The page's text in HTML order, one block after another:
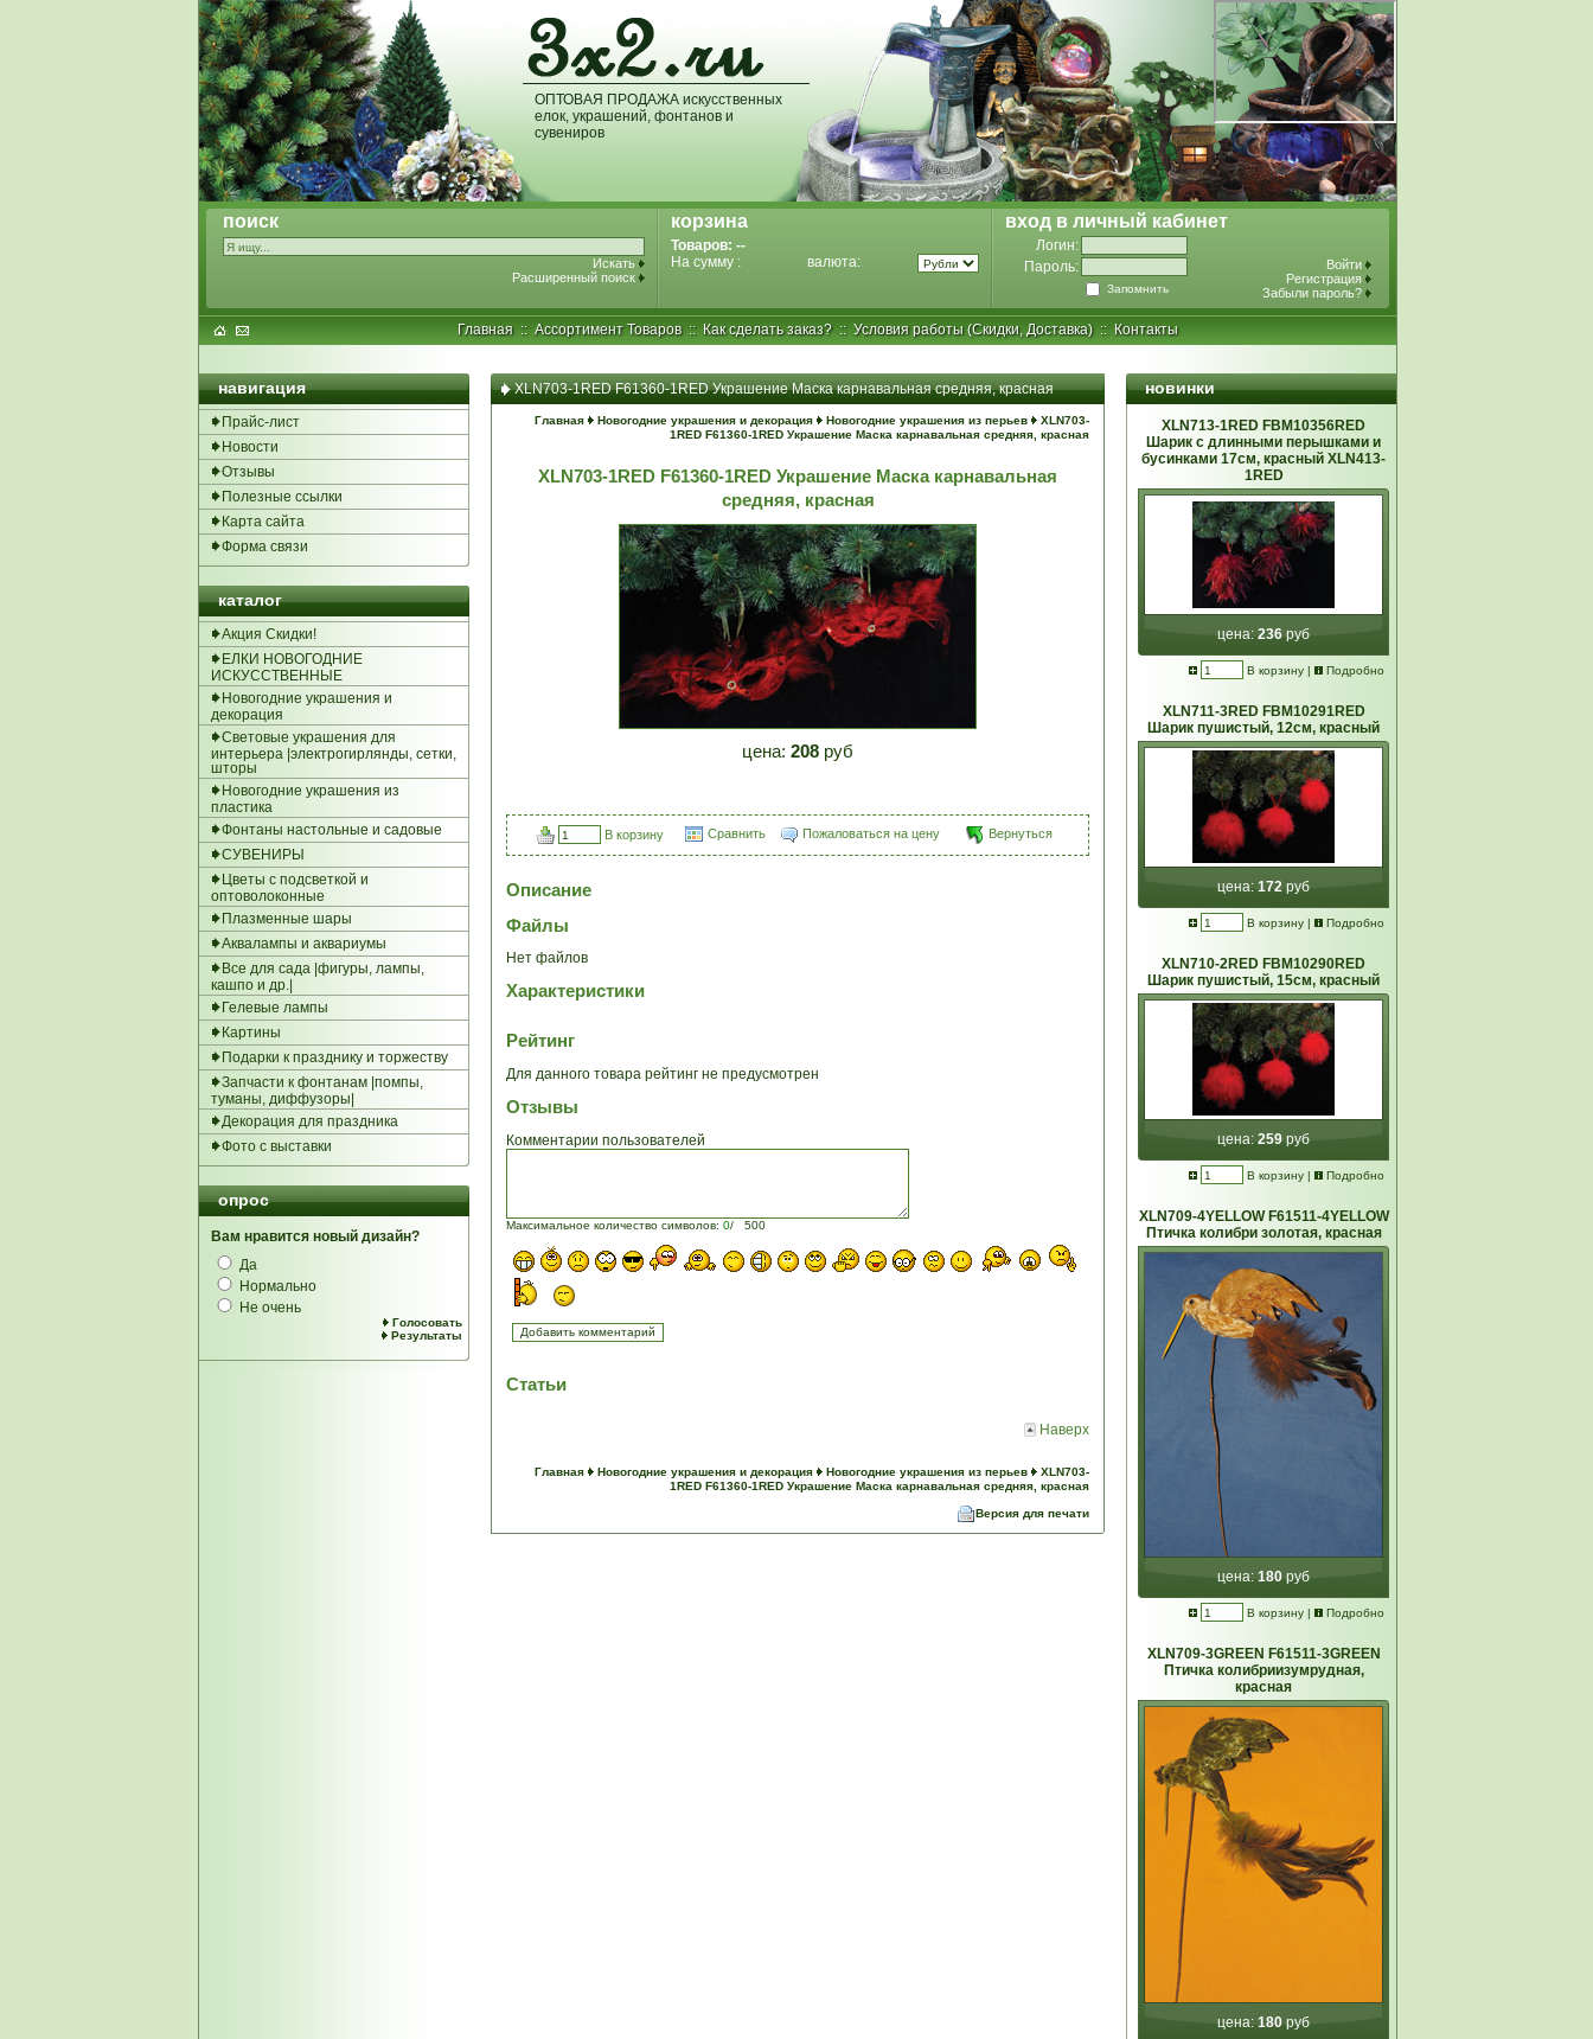
ОПТОВАЯ ПРОДАЖА искусственных
елок, украшений, фонтанов и
сувениров
поиск
Искать
Расширенный поиск
вход в личный кабинет
Войти
Регистрация
Забыли пароль?
Логин:
Пароль:
Запомнить
корзина
Товаров: --
На сумму :
валюта:
Главная :: Ассортимент Товаров:: Как сделать заказ?:: Условия работы (Скидки, Доставка):: Контакты
навигация
Прайс-лист
Новости
Отзывы
Полезные ссылки
Карта сайта
Форма связи
каталог
Акция Скидки!
ЕЛКИ НОВОГОДНИЕ
ИСКУССТВЕННЫЕ
Новогодние украшения и
декорация
Световые украшения для
интерьера |электрогирлянды, сетки,
шторы
Новогодние украшения из
пластика
Фонтаны настольные и садовые
СУВЕНИРЫ
Цветы с подсветкой и
оптоволоконные
Плазменные шары
Аквалампы и аквариумы
Все для сада |фигуры, лампы,
кашпо и др.|
Гелевые лампы
Картины
Подарки к празднику и торжеству
Запчасти к фонтанам |помпы,
туманы, диффузоры|
Декорация для праздника
Фото с выставки
опрос
Вам нравится новый дизайн?
Да
Нормально
Не очень
Голосовать
Результаты
новинки
XLN713-1RED FBM10356RED
Шарик с длинными перышками и
бусинками 17см, красный XLN413-
1RED
цена: 236 руб
В корзину | Подробно
XLN711-3RED FBM10291RED
Шарик пушистый, 12см, красный
цена: 172 руб
В корзину | Подробно
XLN710-2RED FBM10290RED
Шарик пушистый, 15см, красный
цена: 259 руб
В корзину | Подробно
XLN709-4YELLOW F61511-4YELLOW
Птичка колибри золотая, красная
цена: 180 руб
В корзину | Подробно
XLN709-3GREEN F61511-3GREEN
Птичка колибриизумрудная,
красная
цена: 180 руб
XLN703-1RED F61360-1RED Украшение Маска карнавальная средняя, красная
Главная Новогодние украшения и декорация Новогодние украшения из перьев
XLN703-
1RED F61360-1RED Украшение Маска карнавальная средняя, красная
XLN703-1RED F61360-1RED Украшение Маска карнавальная
средняя, красная
цена: 208 руб
В корзину Сравнить Пожаловаться на цену Вернуться
Описание
Файлы
Нет файлов
Характеристики
Рейтинг
Для данного товара рейтинг не предусмотрен
Отзывы
Комментарии пользователей
Максимальное количество символов: 0/ 500
Статьи
Наверх
Главная Новогодние украшения и декорация Новогодние украшения из перьев
XLN703-
1RED F61360-1RED Украшение Маска карнавальная средняя, красная
Версия для печати